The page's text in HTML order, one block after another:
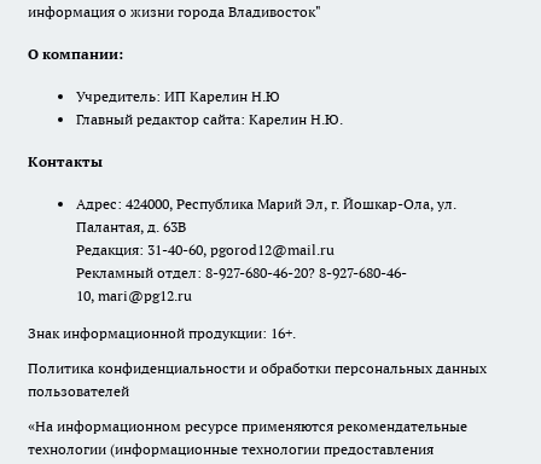
информация о жизни города Владивосток"
О компании:
Учредитель: ИП Карелин Н.Ю
Главный редактор сайта: Карелин Н.Ю.
Контакты
Адрес: 424000, Республика Марий Эл, г. Йошкар-Ола, ул.
Палантая, д. 63В
Редакция: 31-40-60, pgorod12@mail.ru
Рекламный отдел: 8-927-680-46-20? 8-927-680-46-
10, mari@pg12.ru
Знак информационной продукции: 16+.
Политика конфиденциальности и обработки персональных данных
пользователей
«На информационном ресурсе применяются рекомендательные
технологии (информационные технологии предоставления